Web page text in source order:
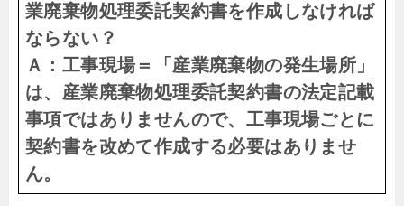
業廃棄物処理委託契約書を作成しなければ
ならない？
Ａ：工事現場＝「産業廃棄物の発生場所」
は、産業廃棄物処理委託契約書の法定記載
事項ではありませんので、工事現場ごとに
契約書を改めて作成する必要はありませ
ん。